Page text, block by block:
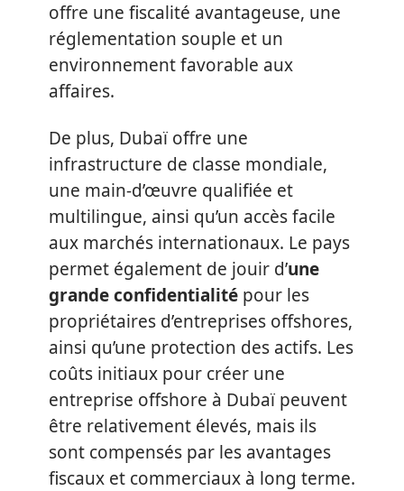
offre une fiscalité avantageuse, une
réglementation souple et un
environnement favorable aux
affaires.
De plus, Dubaï offre une
infrastructure de classe mondiale,
une main-d’œuvre qualifiée et
multilingue, ainsi qu’un accès facile
aux marchés internationaux. Le pays
permet également de jouir d’une
grande confidentialité pour les
propriétaires d’entreprises offshores,
ainsi qu’une protection des actifs. Les
coûts initiaux pour créer une
entreprise offshore à Dubaï peuvent
être relativement élevés, mais ils
sont compensés par les avantages
fiscaux et commerciaux à long terme.